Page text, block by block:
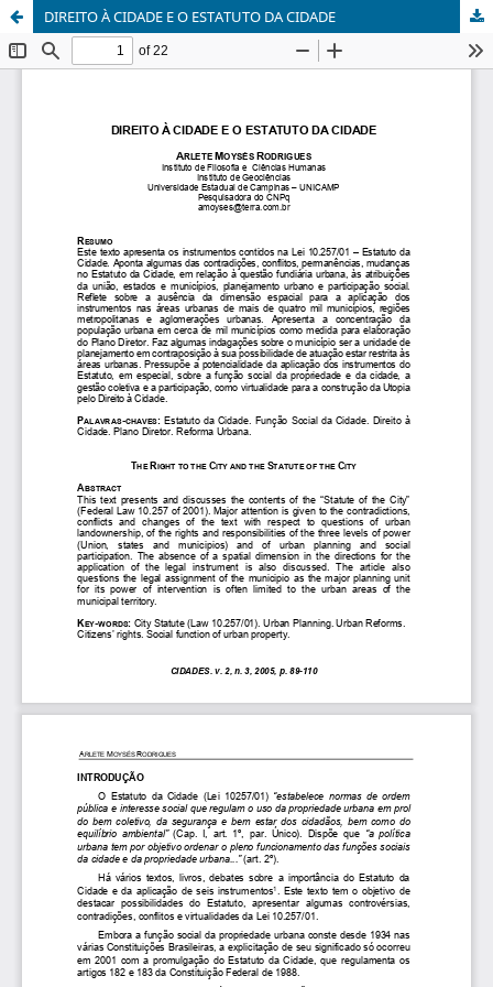
DIREITO À CIDADE E O ESTATUTO DA CIDADE